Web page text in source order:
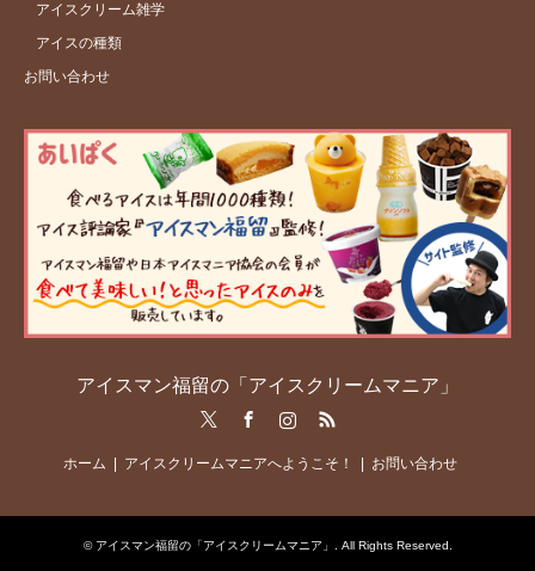
アイスクリーム雑学
アイスの種類
お問い合わせ
アイスマン福留の「アイスクリームマニア」
RSS
ホーム アイスクリームマニアへようこそ！ お問い合わせ
© アイスマン福留の「アイスクリームマニア」 . All Rights Reserved.